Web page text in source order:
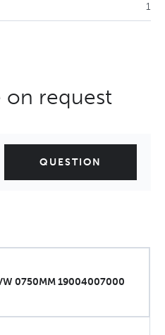
1
on request
QUESTION
0750MM 19004007000